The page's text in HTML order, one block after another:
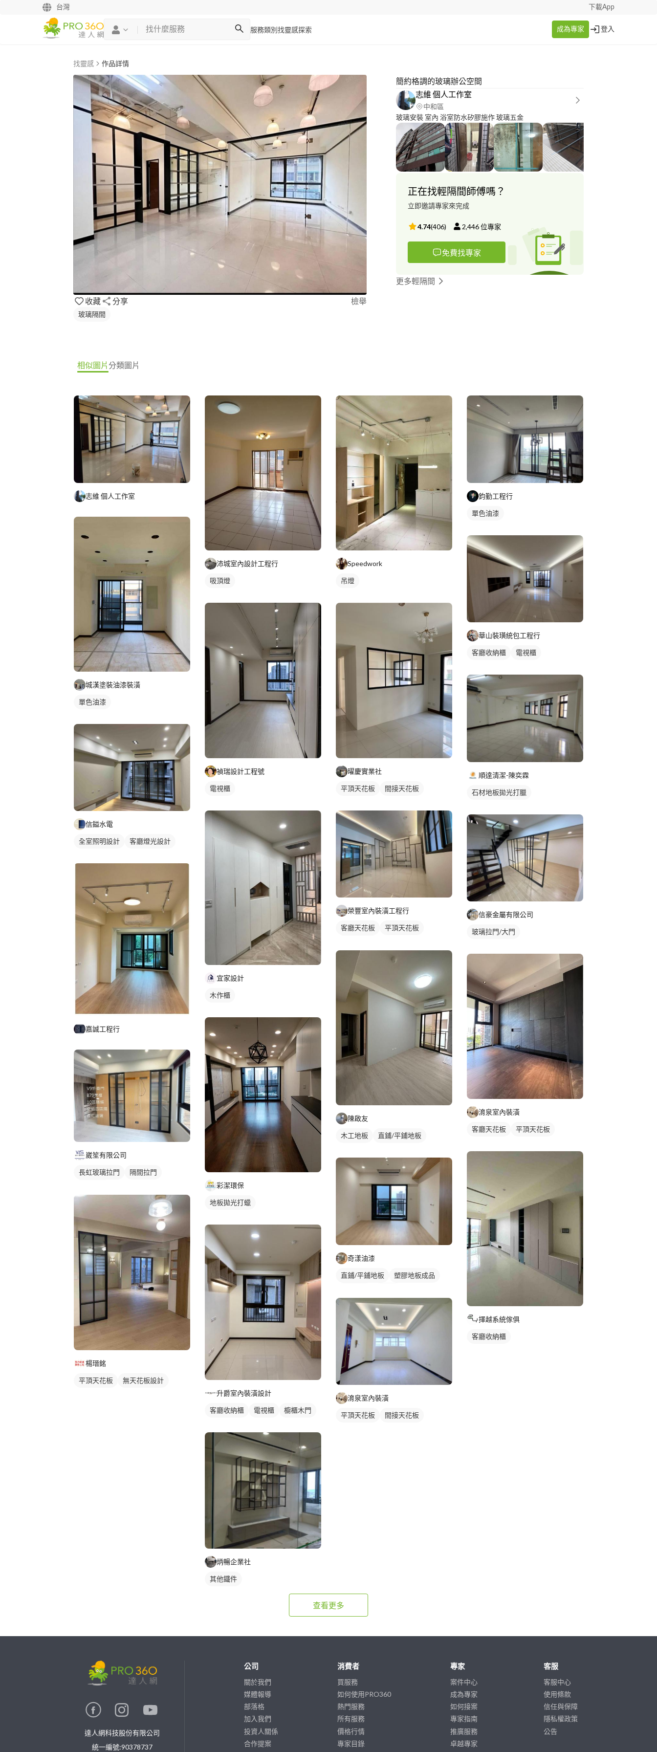
台灣 下載App
服務類別 找靈感探索 成為專家 登入
找靈感 作品詳情
收藏 分享 檢舉
玻璃隔間
簡約格調的玻璃辦公空間
志維 個人工作室
中和區
玻璃安裝 室內 浴室防水矽膠施作 玻璃五金
正在找輕隔間師傅嗎？
立即邀請專家來完成
4.74(406) 2,446位專家
免費找專家
更多輕隔間
相似圖片分類圖片
志維 個人工作室
城漢塗裝油漆裝潢
單色油漆
信鎰水電
全室照明設計 客廳燈光設計
嘉誠工程行
崴笙有限公司
長虹玻璃拉門
隔間拉門
楊瑨銘
平頂天花板 無天花板設計
沛城室內設計工程行
吸頂燈
禎瑞設計工程號
電視櫃
宜家設計
木作櫃
彩潔環保
地板拋光打蠟
升爵室內裝潢設計
客廳收納櫃 電視櫃 櫥櫃木門
炳暢企業社
其他鐵件
Speedwork
吊燈
曜慶實業社
平頂天花板 間接天花板
榮豐室內裝潢工程行
客廳天花板
平頂天花板
陳啟友
木工地板 直鋪/平鋪地板
奇漾油漆
直鋪/平鋪地板
塑膠地板成品
淯泉室內裝潢
平頂天花板 間接天花板
鈞勤工程行
單色油漆
華山裝璜統包工程行
客廳收納櫃 電視櫃
順達清潔-陳奕霖
石材地板拋光打臘
信豪金屬有限公司
玻璃拉門/大門
淯泉室內裝潢
客廳天花板 平頂天花板
擇越系統傢俱
客廳收納櫃
查看更多
達人網科技股份有限公司
統一編號:90378737
公司
關於我們
媒體報導
部落格
加入我們
投資人關係
合作提案
消費者
買服務
如何使用PRO360
熱門服務
所有服務
價格行情
專家目錄
專家
案件中心
成為專家
如何接案
專家指南
推廣服務
卓越專家
客服
客服中心
使用條款
信任與保障
隱私權政策
公告